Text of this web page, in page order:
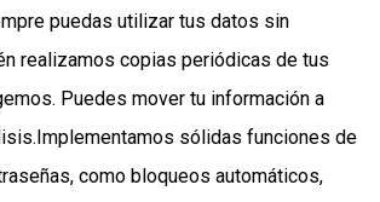
puedas utilizar tus datos sin
realizamos copias periódicas de tus
Puedes mover tu información a
sólidas funciones de
como bloqueos automáticos,